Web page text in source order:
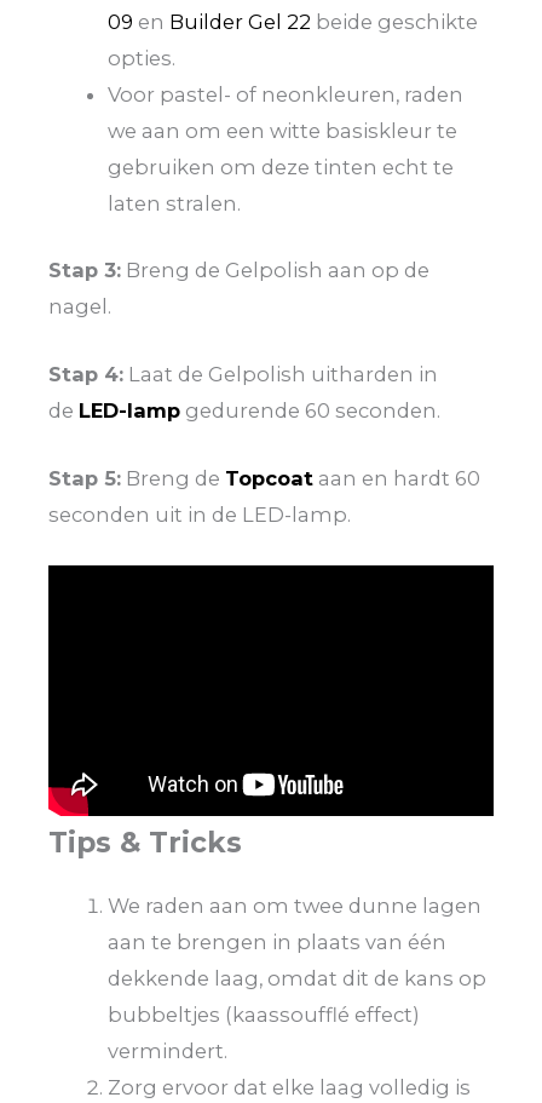
09 en Builder Gel 22 beide geschikte
opties.
Voor pastel- of neonkleuren, raden
we aan om een witte basiskleur te
gebruiken om deze tinten echt te
laten stralen.
Stap 3: Breng de Gelpolish aan op de
nagel.
Stap 4: Laat de Gelpolish uitharden in
de LED-lamp gedurende 60 seconden.
Stap 5: Breng de Topcoat aan en hardt 60
seconden uit in de LED-lamp.
Tips & Tricks
We raden aan om twee dunne lagen
aan te brengen in plaats van één
dekkende laag, omdat dit de kans op
bubbeltjes (kaassoufflé effect)
vermindert.
Zorg ervoor dat elke laag volledig is